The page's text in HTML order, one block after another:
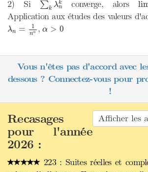
2) Si ∑k λk
n converge, alors
Application aux études des valeurs
λn = 1
nα
λ n = nα ,α > 0
α>0
Vous n'êtes pas d'accord avec
dessous ? Connectez-vous pour
!
Afficher les
Recasages
pour l'année
2026 :
223 : Suites réelles et